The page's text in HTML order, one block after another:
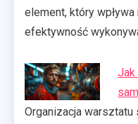
element, który
efektywność
Jak
Organizacja